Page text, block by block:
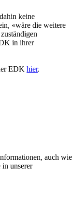
keine
«wäre die weitere
in ihrer
EDK hier.
auch wie
unserer